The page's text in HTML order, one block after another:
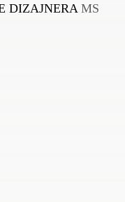
DIZAJNERA MS